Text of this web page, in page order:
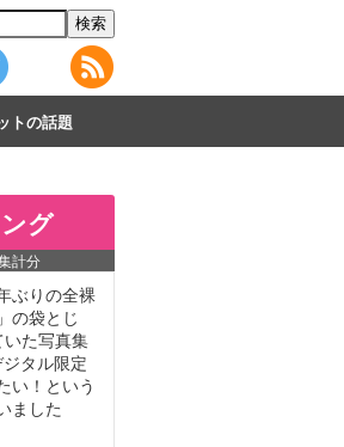
トの話題
グ
計分
ぶりの全裸
の袋とじ
いた写真集
ジタル限定
い！という
ました